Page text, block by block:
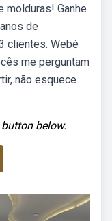
molduras! Ganhe
de
clientes. Webé
me perguntam
não esquece
below.